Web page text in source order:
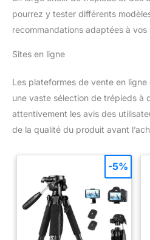
pourrez y tester différents
recommandations adaptées à vos
Sites en ligne
Les plateformes de vente en ligne
une vaste sélection de trépieds à
attentivement les avis des
de la qualité du produit avant
-5%